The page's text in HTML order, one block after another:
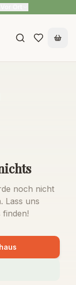
noch nicht
Lass uns
finden!